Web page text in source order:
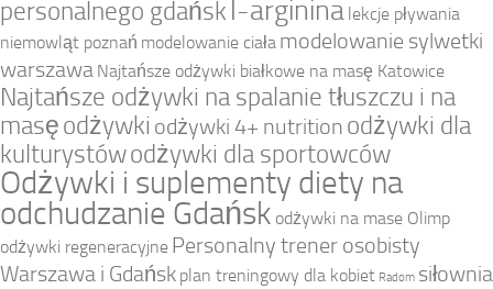
personalnego gdańsk l-arginina lekcje pływania
niemowląt poznań modelowanie ciała modelowanie sylwetki
warszawa Najtańsze odżywki białkowe na masę Katowice
Najtańsze odżywki na spalanie tłuszczu i na
masęodżywki odżywki 4+ nutrition odżywki dla
kulturystówodżywki dla sportowców
Odżywki i suplementy diety na
odchudzanie Gdańsk odżywki na mase Olimp
odżywki regeneracyjne Personalny trener osobisty
Warszawa i Gdańsk plan treningowy dla kobiet Radom siłownia